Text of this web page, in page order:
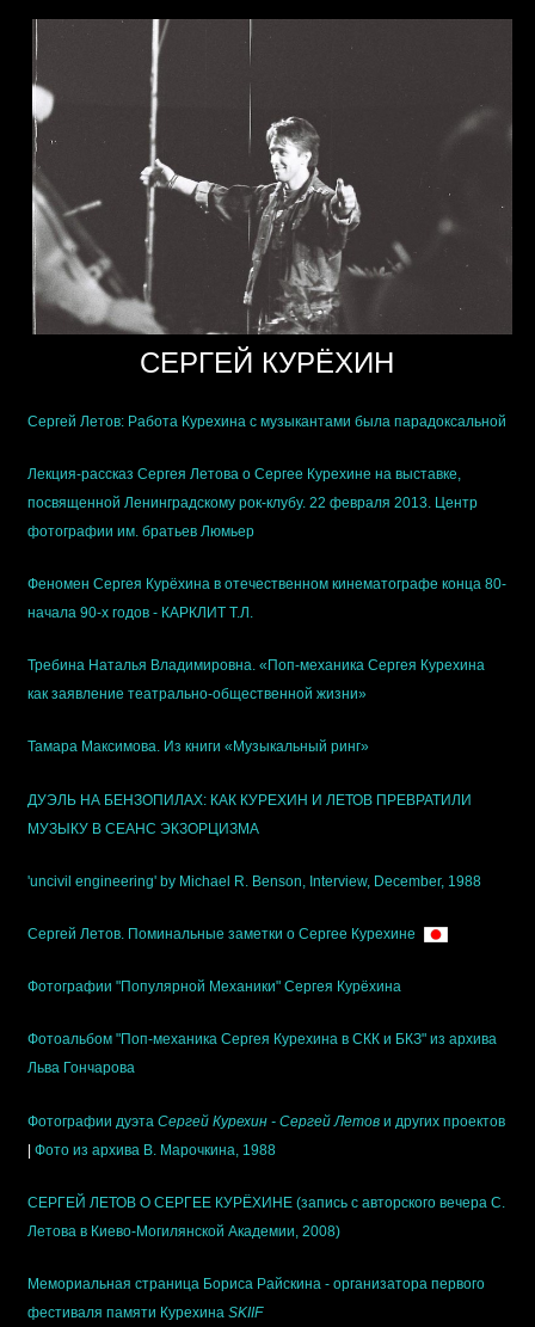
СЕРГЕЙ КУРЁХИН
Сергей Летов: Работа Курехина с музыкантами была парадоксальной
Лекция-рассказ Сергея Летова о Сергее Курехине на выставке,
посвященной Ленинградскому рок-клубу. 22 февраля 2013. Центр
фотографии им. братьев Люмьер
Феномен Сергея Курёхина в отечественном кинематографе конца 80-
начала 90-х годов - КАРКЛИТ Т.Л.
Требина Наталья Владимировна. «Поп-механика Сергея Курехина
как заявление театрально-общественной жизни»
Тамара Максимова. Из книги «Музыкальный ринг»
ДУЭЛЬ НА БЕНЗОПИЛАХ: КАК КУРЕХИН И ЛЕТОВ ПРЕВРАТИЛИ
МУЗЫКУ В СЕАНС ЭКЗОРЦИЗМА
'uncivil engineering' by Michael R. Benson, Interview, December, 1988
Сергей Летов. Поминальные заметки о Сергее Курехине
Фотографии "Популярной Механики" Сергея Курёхина
Фотоальбом "Поп-механика Сергея Курехина в СКК и БКЗ" из архива
Льва Гончарова
Фотографии дуэта Сергей Курехин - Сергей Летови других проектов
| Фото из архива В. Марочкина, 1988
СЕРГЕЙ ЛЕТОВ О СЕРГЕЕ КУРЁХИНЕ (запись с авторского вечера С.
Летова в Киево-Могилянской Академии, 2008)
Мемориальная страница Бориса Райскина - организатора первого
фестиваля памяти Курехина SKIIF